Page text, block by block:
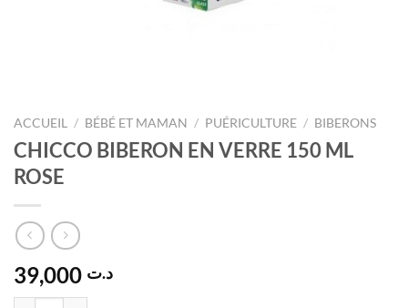
ACCUEIL / BÉBÉ ET MAMAN / PUÉRICULTURE / BIBERONS
CHICCO BIBERON EN VERRE 150 ML
ROSE
د.ت